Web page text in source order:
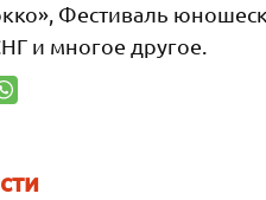
Фестиваль
и многое другое.